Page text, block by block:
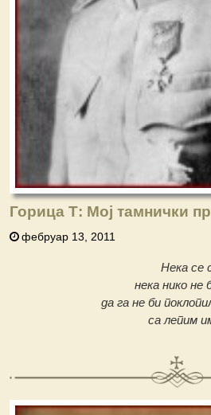
Горица Т: Мој тамнички
фебруар 13, 2011
Нека се
нека нико не
да га не би
са лепим